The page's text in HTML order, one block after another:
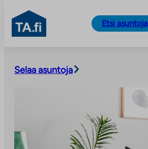
sisältöön
TA.fi
Etsi asuntoja
Selaa asuntoja